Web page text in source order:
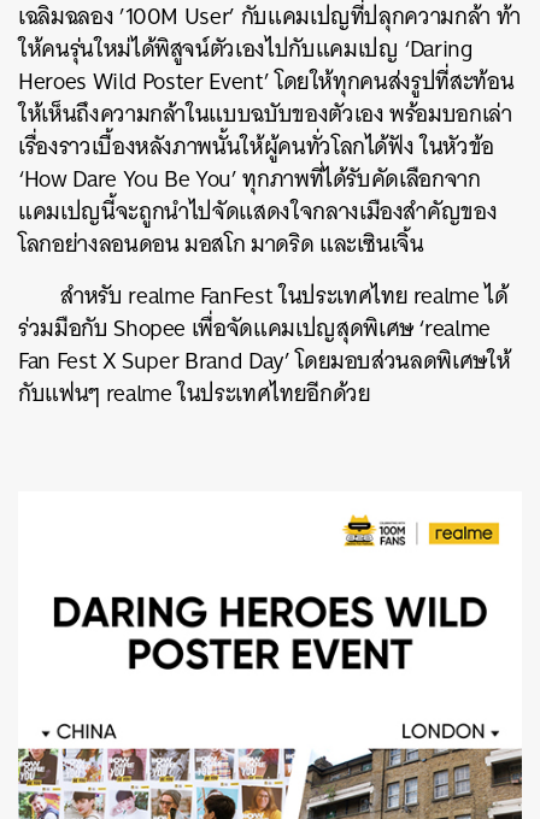
เฉลิมฉลอง ’100M User’ กับแคมเปญที่ปลุกความกล้า ท้า
ให้คนรุ่นใหม่ได้พิสูจน์ตัวเองไปกับแคมเปญ ‘Daring
Heroes Wild Poster Event’ โดยให้ทุกคนส่งรูปที่สะท้อน
ให้เห็นถึงความกล้าในแบบฉบับของตัวเอง พร้อมบอกเล่า
เรื่องราวเบื้องหลังภาพนั้นให้ผู้คนทั่วโลกได้ฟัง ในหัวข้อ
‘How Dare You Be You’ ทุกภาพที่ได้รับคัดเลือกจาก
แคมเปญนี้จะถูกนำไปจัดแสดงใจกลางเมืองสำคัญของ
โลกอย่างลอนดอน มอสโก มาดริด และเซินเจิ้น
สำหรับ realme FanFestในประเทศไทยrealmeได้
ร่วมมือกับShopee เพื่อจัดแคมเปญสุดพิเศษ‘realme
Fan Fest X Super Brand Day’โดยมอบส่วนลดพิเศษให้
กับแฟนๆ realmeในประเทศไทยอีกด้วย